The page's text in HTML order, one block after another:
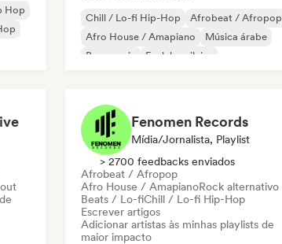
Hop
Chill / Lo-fi Hip-Hop
Afrobeat / Afropop
Afro House / Amapiano
Música árabe
Bass music
Funk brasileiro
Fenomen Records
Mídia/Jornalista, Playlist
> 2700 feedbacks enviados
Afrobeat / Afropop
Afro House / AmapianoRock alternativo
Beats / Lo-fiChill / Lo-fi Hip-Hop
Escrever artigos
Adicionar artistas às minhas playlists de
maior impacto